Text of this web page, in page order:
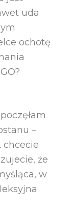
uda
ochotę
–
chcecie
że
w